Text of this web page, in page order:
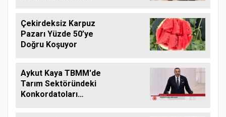
Çekirdeksiz Karpuz
Pazarı Yüzde 50’ye
Doğru Koşuyor
Aykut Kaya TBMM'de
Tarım Sektöründeki
Konkordatoları